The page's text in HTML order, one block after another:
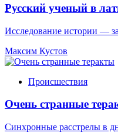
Русский ученый в
Исследование истории —
Максим Кустов
Происшествия
Очень странные
Синхронные расстрелы в